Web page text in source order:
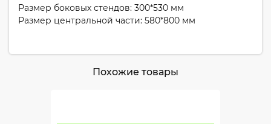
Размер боковых стендов: 300*530 мм
Размер центральной части: 580*800 мм
Похожие товары